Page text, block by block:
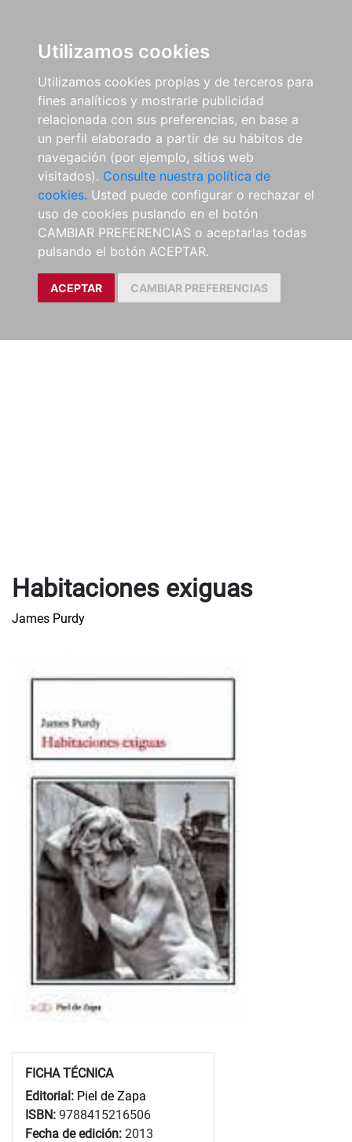
Utilizamos cookies
Utilizamos cookies propias y de terceros para
fines analíticos y mostrarle publicidad
relacionada con sus preferencias, en base a
un perfil elaborado a partir de su hábitos de
navegación (por ejemplo, sitios web
visitados). Consulte nuestra política de
cookies. Usted puede configurar o rechazar el
uso de cookies puslando en el botón
CAMBIAR PREFERENCIAS o aceptarlas todas
pulsando el botón ACEPTAR.
ACEPTAR CAMBIAR PREFERENCIAS
Habitaciones exiguas
James Purdy
FICHA TÉCNICA
Editorial: Piel de Zapa
ISBN: 9788415216506
Fecha de edición: 2013